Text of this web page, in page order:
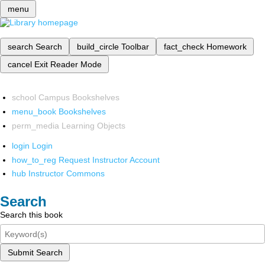
menu
search Search build_circle Toolbar fact_check Homework
cancel Exit Reader Mode
school Campus Bookshelves
menu_book Bookshelves
perm_media Learning Objects
login Login
how_to_reg Request Instructor Account
hub Instructor Commons
Search
Search this book
Submit Search